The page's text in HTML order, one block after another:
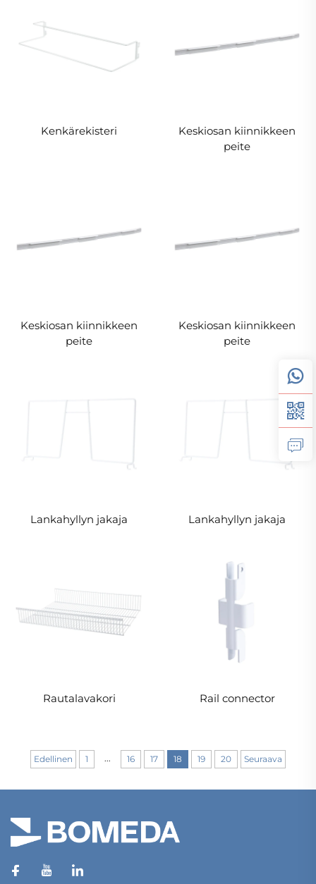
Kenkärekisteri
Keskiosan kiinnikkeen
peite
Keskiosan kiinnikkeen
peite
Keskiosan kiinnikkeen
peite
Lankahyllyn jakaja Lankahyllyn jakaja
Rautalavakori Rail connector
Edellinen 1 ... 16 17 18 19 20 Seuraava